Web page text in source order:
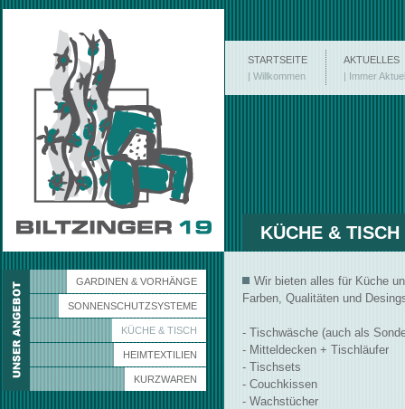
GARDINEN & VORHÄNGE
SONNENSCHUTZSYSTEME
KÜCHE & TISCH
HEIMTEXTILIEN
KURZWAREN
STARTSEITE
| Willkommen
AKTUELLES
| Immer
KÜCHE & TISCH
Wir bieten alles für Küche
Farben, Qualitäten und
- Tischwäsche (auch als
- Mitteldecken + Tischläufer
- Tischsets
- Couchkissen
- Wachstücher